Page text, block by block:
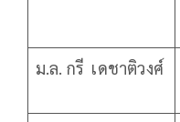
ม.ล. กรี เดชาติวงศ์